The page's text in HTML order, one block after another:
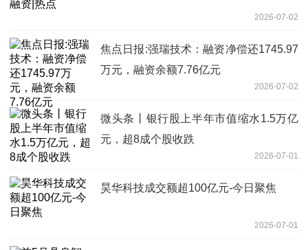
2026-07-02
焦点日报:强瑞技术：融资净偿还1745.97
万元，融资余额7.76亿元
2026-07-02
微头条丨银行股上半年市值缩水1.5万亿
元，超8成个股收跌
2026-07-01
昊华科技成交额超100亿元-今日聚焦
2026-07-01